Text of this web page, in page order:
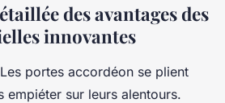
des avantages des
innovantes
portes accordéon se plient
empiéter sur leurs alentours.